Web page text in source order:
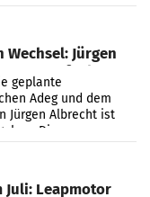
Jürgen
auf Adeg
geplante
Adeg und dem
Jürgen Albrecht ist
Die
und der
Juli: Leapmotor